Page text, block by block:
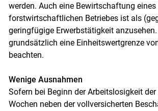
Skip to main content
werden. Auch eine Bewirtschaftung eines
forstwirtschaftlichen Betriebes ist als
geringfügige Erwerbstätigkeit
grundsätzlich eine Einheitswertgrenze
beachten.
Wenige Ausnahmen
Sofern bei Beginn der Arbeitslosigkeit
Wochen neben der vollversicherten